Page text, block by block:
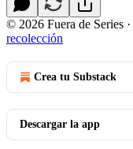
© 2026 Fuera de Series ·
recolección
Crea tu Substack
Descargar la app